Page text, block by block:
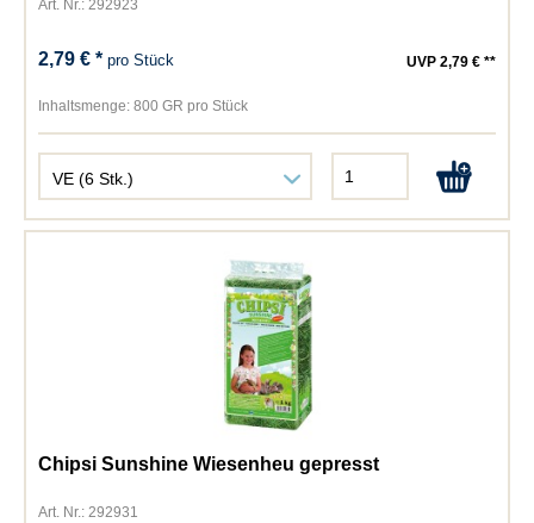
Art. Nr.: 292923
2,79 € *pro Stück UVP 2,79 € **
Inhaltsmenge: 800 GR pro Stück
Chipsi Sunshine Wiesenheu gepresst
Art. Nr.: 292931